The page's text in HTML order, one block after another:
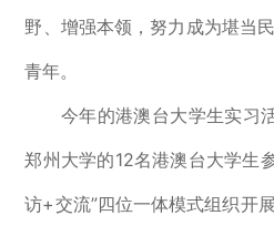
野、增强本领，努力成为堪当
青年。
今年的港澳台大学生实习
郑州大学的12名港澳台大学生
访+交流”四位一体模式组织开